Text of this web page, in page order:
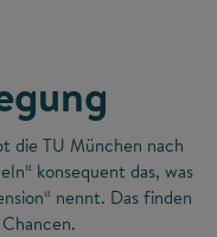
die TU München nach
konsequent das, was
nennt. Das finden